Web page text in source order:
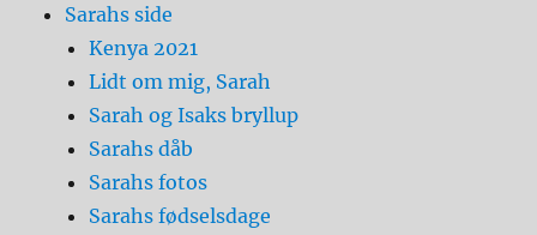
Sarahs side
Kenya 2021
Lidt om mig, Sarah
Sarah og Isaks bryllup
Sarahs dåb
Sarahs fotos
Sarahs fødselsdage